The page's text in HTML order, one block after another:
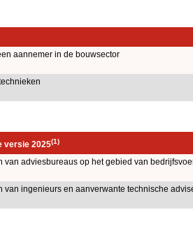
aannemer in de bouwsector
versie 2025(1)
van adviesbureaus op het gebied van
van ingenieurs en aanverwante technische